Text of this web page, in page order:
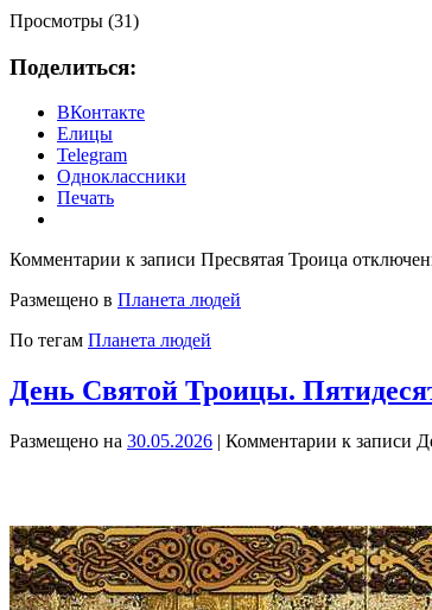
Просмотры (31)
Поделиться:
ВКонтакте
Елицы
Telegram
Одноклассники
Печать
Комментарии к записи Пресвятая Троица
Размещено в Планета людей
По тегам Планета людей
День Святой Троицы.
Размещено на 30.05.2026 | Комментарии к записи